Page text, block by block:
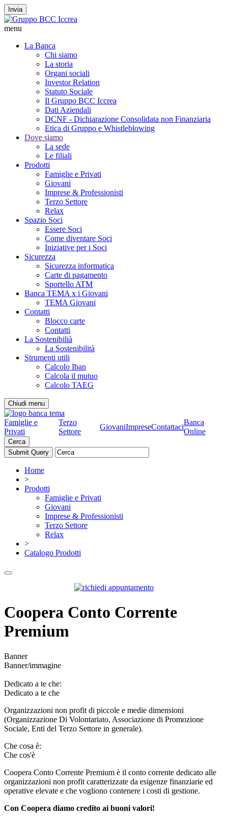
Invia
menu
La Banca
Chi siamo
La storia
Organi sociali
Investor Relation
Statuto Sociale
Il Gruppo BCC Iccrea
Dati Aziendali
DCNF - Dichiarazione Consolidata non Finanziaria
Etica di Gruppo e Whistleblowing
Dove siamo
La sede
Le filiali
Prodotti
Famiglie e Privati
Giovani
Imprese & Professionisti
Terzo Settore
Relax
Spazio Soci
Essere Soci
Come diventare Soci
Iniziative per i Soci
Sicurezza
Sicurezza informatica
Carte di pagamento
Sportello ATM
Banca TEMA x i Giovani
TEMA Giovani
Contatti
Blocco carte
Contatti
La Sostenibilià
La Sostenibilità
Strumenti utili
Calcolo Iban
Calcola il mutuo
Calcolo TAEG
Chiudi menu
Famiglie e
Privati
Terzo
Settore
GiovaniImpreseContattaci
Banca
Online
Cerca
Home
>
Prodotti
Famiglie e Privati
Giovani
Imprese & Professionisti
Terzo Settore
Relax
>
Catalogo Prodotti
Coopera Conto Corrente
Premium
Banner
Banner/immagine
Dedicato a te che:
Dedicato a te che
Organizzazioni non profit di piccole e medie dimensioni
(Organizzazione Di Volontariato, Associazione di Promozione
Sociale, Enti del Terzo Settore in generale).
Che cosa è:
Che cos'è
Coopera Conto Corrente Premium è il conto corrente dedicato alle
organizzazioni non profit caratterizzate da esigenze finanziarie ed
operative elevate e che vogliono contenere i costi di gestione.
Con Coopera diamo credito ai buoni valori!